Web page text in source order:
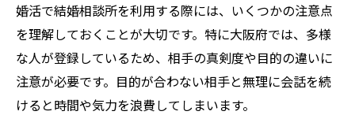
婚活で結婚相談所を利用する際には、いくつかの注意点
を理解しておくことが大切です。特に大阪府では、多様
な人が登録しているため、相手の真剣度や目的の違いに
注意が必要です。目的が合わない相手と無理に会話を続
けると時間や気力を浪費してしまいます。